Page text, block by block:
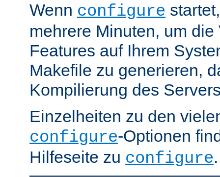
Wenn configure
mehrere Minuten, um
Features auf Ihrem
Makefile zu generieren,
Kompilierung des
Einzelheiten zu den
configure-Optionen
Hilfeseite zu configure.